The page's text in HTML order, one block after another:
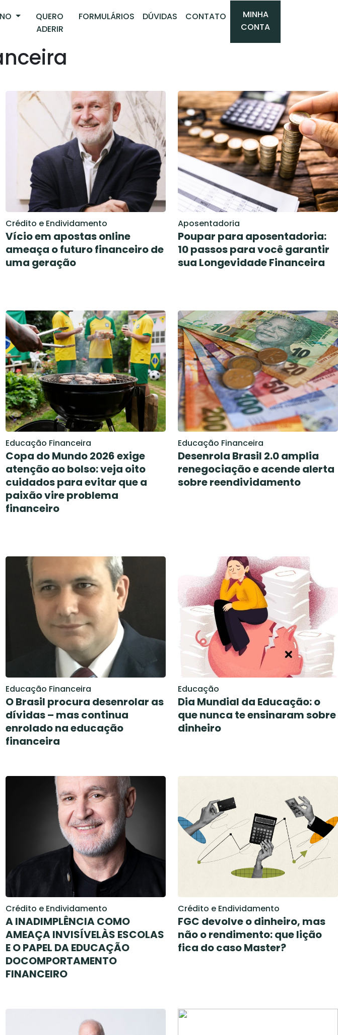
QUERO
ADERIR
FORMULÁRIOS DÚVIDAS CONTATO
MINHA
CONTA
Crédito e Endividamento
Vício em apostas online
ameaça o futuro financeiro de
uma geração
Aposentadoria
Poupar para aposentadoria:
10 passos para você garantir
sua Longevidade Financeira
Educação Financeira
Copa do Mundo 2026 exige
atenção ao bolso: veja oito
cuidados para evitar que a
paixão vire problema
financeiro
Educação Financeira
Desenrola Brasil 2.0 amplia
renegociação e acende alerta
sobre reendividamento
Educação Financeira
O Brasil procura desenrolar as
dívidas – mas continua
enrolado na educação
financeira
Educação
Dia Mundial da Educação: o
que nunca te ensinaram sobre
dinheiro
Crédito e Endividamento
A INADIMPLÊNCIA COMO
AMEAÇA INVISÍVELÀS ESCOLAS
E O PAPEL DA EDUCAÇÃO
DOCOMPORTAMENTO
FINANCEIRO
Crédito e Endividamento
FGC devolve o dinheiro, mas
não o rendimento: que lição
fica do caso Master?